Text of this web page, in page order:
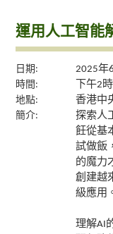
運用人工智能
日期:
2025年
時間:
下午2
地點:
香港中
簡介:
探索人
飪從基
試做飯
的魔力
創建越
級應用
理解AI